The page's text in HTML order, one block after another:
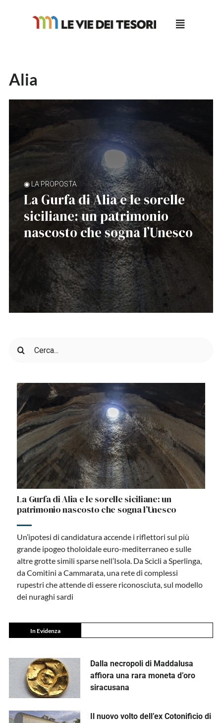
Alia
◉ LA PROPOSTA
La Gurfa di Alia e le sorelle
siciliane: un patrimonio
nascosto che sogna l’Unesco
per:
La Gurfa di Alia e le sorelle siciliane: un
patrimonio nascosto che sogna l’Unesco
Un’ipotesi di candidatura accende i riflettori sul più
grande ipogeo tholoidale euro-mediterraneo e sulle
altre grotte simili sparse nell’Isola. Da Scicli a Sperlinga,
da Comitini a Cammarata, una rete di complessi
rupestri che attende di essere riconosciuta, sul modello
dei nuraghi sardi
In Evidenza
Dalla necropoli di Maddalusa
affiora una rara moneta d’oro
siracusana
Il nuovo volto dell’ex Cotonificio di